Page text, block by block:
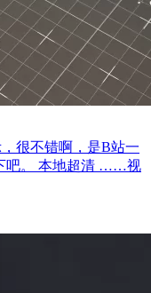
很不错啊，是B站一
吧。 本地超清 ……视